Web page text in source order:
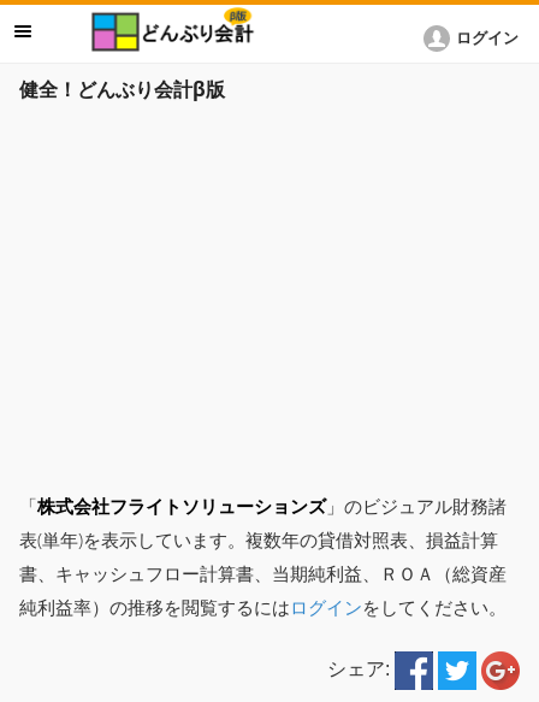
健全！どんぶり会計β版
ログイン
「株式会社フライトソリューションズ」のビジュアル財務諸
表(単年)を表示しています。複数年の貸借対照表、損益計算
書、キャッシュフロー計算書、当期純利益、ＲＯＡ（総資産
純利益率）の推移を閲覧するにはログインをしてください。
シェア: